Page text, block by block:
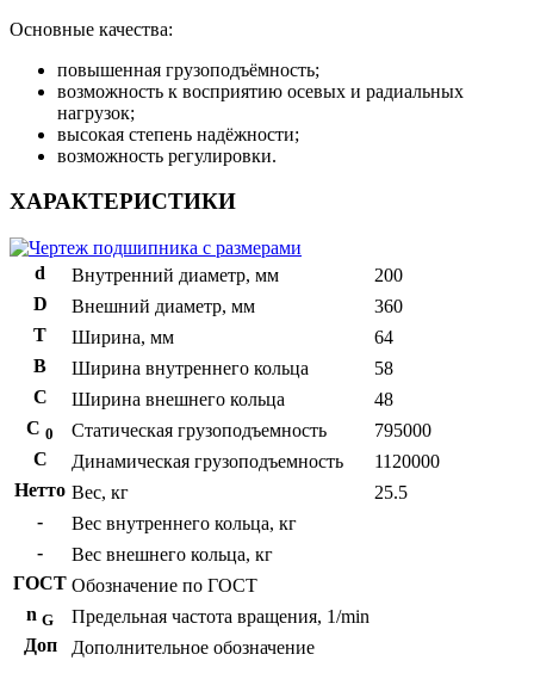
Основные качества:
повышенная грузоподъёмность;
возможность к восприятию осевых и радиальных
нагрузок;
высокая степень надёжности;
возможность регулировки.
ХАРАКТЕРИСТИКИ
d Внутренний диаметр, мм
200
D
Внешний диаметр, мм
360
T
Ширина, мм
64
B
Ширина внутреннего кольца
58
С
Ширина внешнего кольца
48
С 0 Статическая грузоподъемность
795000
C
Динамическая грузоподъемность
1120000
Нетто Вес, кг
25.5
-
Вес внутреннего кольца, кг
-
Вес внешнего кольца, кг
ГОСТ Обозначение по ГОСТ
n G
Предельная частота вращения, 1/min
Доп
Дополнительное обозначение